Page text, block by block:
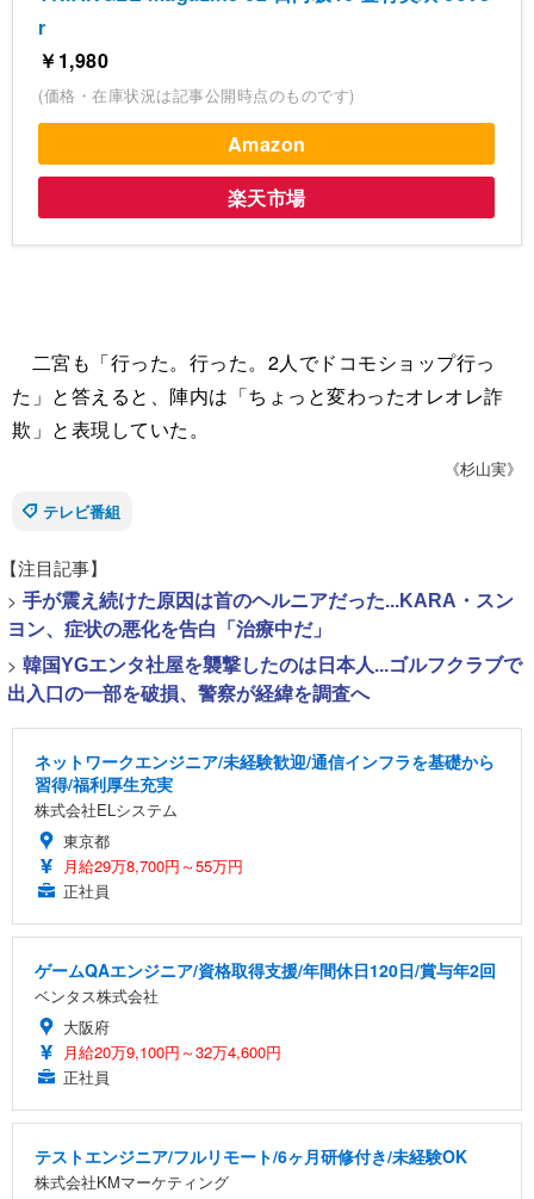
r
￥1,980
(価格・在庫状況は記事公開時点のものです)
Amazon
楽天市場
二宮も「行った。行った。2人でドコモショップ行っ
た」と答えると、陣内は「ちょっと変わったオレオレ詐
欺」と表現していた。
《杉山実》
テレビ番組
【注目記事】
> 手が震え続けた原因は首のヘルニアだった...KARA・スン
ヨン、症状の悪化を告白「治療中だ」
> 韓国YGエンタ社屋を襲撃したのは日本人...ゴルフクラブで
出入口の一部を破損、警察が経緯を調査へ
ネットワークエンジニア/未経験歓迎/通信インフラを基礎から
習得/福利厚生充実
株式会社ELシステム
東京都
月給29万8,700円～55万円
正社員
ゲームQAエンジニア/資格取得支援/年間休日120日/賞与年2回
ベンタス株式会社
大阪府
月給20万9,100円～32万4,600円
正社員
テストエンジニア/フルリモート/6ヶ月研修付き/未経験OK
株式会社KMマーケティング